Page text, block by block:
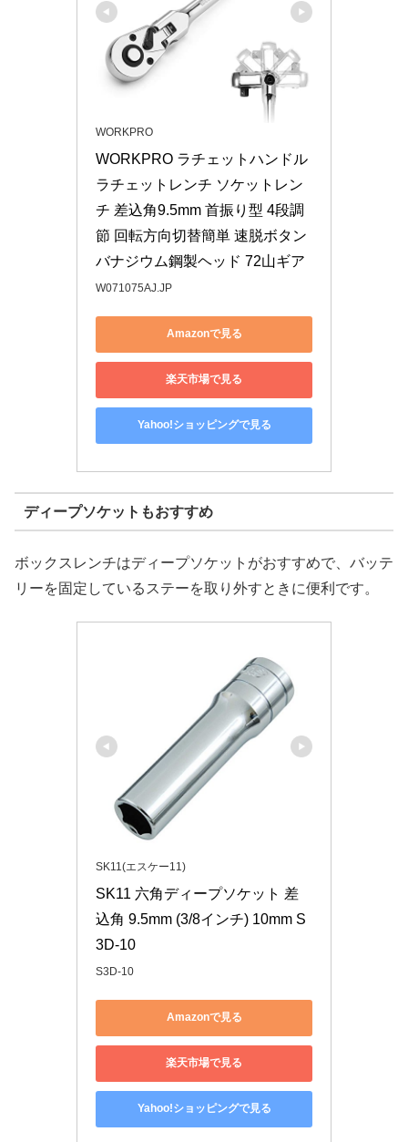
WORKPRO
WORKPRO ラチェットハンドル
ラチェットレンチ ソケットレン
チ 差込角9.5mm 首振り型 4段調
節 回転方向切替簡単 速脱ボタン
バナジウム鋼製ヘッド 72山ギア
W071075AJ.JP
Amazonで見る
楽天市場で見る
Yahoo!ショッピングで見る
ディープソケットもおすすめ
ボックスレンチはディープソケットがおすすめで、バッテ
リーを固定しているステーを取り外すときに便利です。
SK11(エスケー11)
SK11 六角ディープソケット 差
込角 9.5mm (3/8インチ) 10mm S
3D-10
S3D-10
Amazonで見る
楽天市場で見る
Yahoo!ショッピングで見る